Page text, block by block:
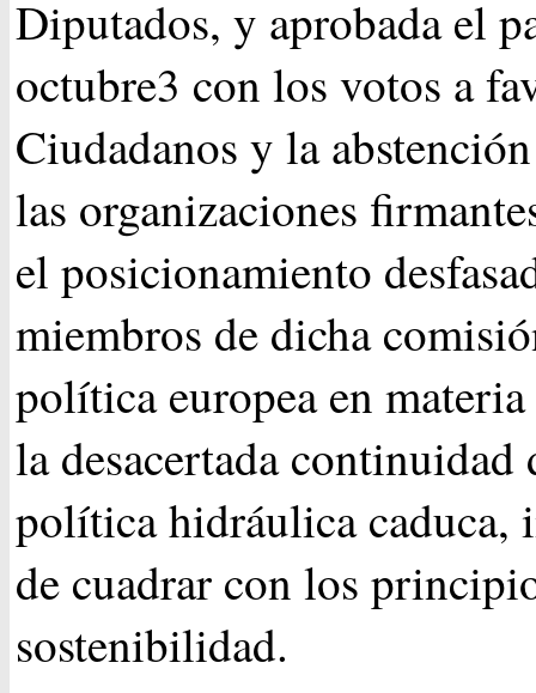
Diputados, y aprobada el
octubre3 con los votos a
Ciudadanos y la
las organizaciones
el posicionamiento
miembros de dicha
política europea en
la desacertada continuidad
política hidráulica caduca,
de cuadrar con los
sostenibilidad.